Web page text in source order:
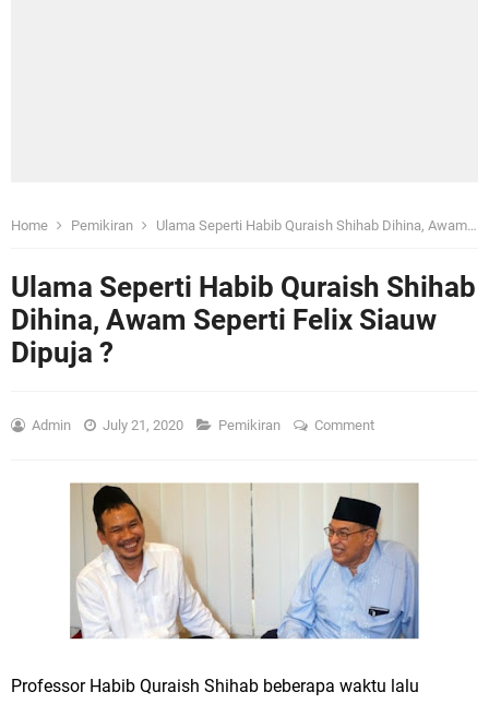
Home Pemikiran Ulama Seperti Habib Quraish Shihab Dihina, Awam Seperti Felix Siauw Dipuja ?
Ulama Seperti Habib Quraish Shihab
Dihina, Awam Seperti Felix Siauw
Dipuja ?
Admin July 21, 2020 Pemikiran Comment
Professor Habib Quraish Shihab beberapa waktu lalu